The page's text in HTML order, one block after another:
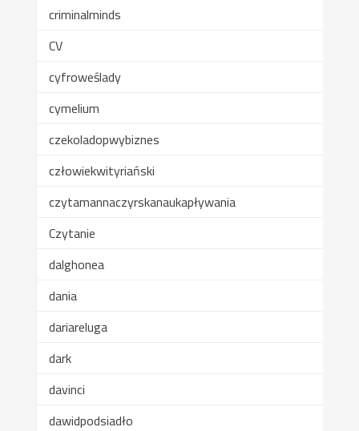
criminalminds
CV
cyfroweślady
cymelium
czekoladopwybiznes
człowiekwityriański
czytamannaczyrskanaukapływania
Czytanie
dalghonea
dania
dariareluga
dark
davinci
dawidpodsiadło